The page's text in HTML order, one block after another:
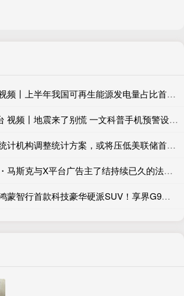
十大期货配资线上 视频丨上半年我国可再生能源发电量占比首次超四成
股票正规的杠杆平台 视频丨地震来了别慌 一文科普手机预警设置与避险要点
青岛期货配资 美国统计机构调整统计方案，或将压低美联储首选通胀指标
炒股融资好吗 埃隆・马斯克与X平台广告主了结持续已久的法律纠纷
杠杆证券资本分配 鸿蒙智行首款科技豪华硬派SUV！享界G9预订在即：首发全新通信黑科技